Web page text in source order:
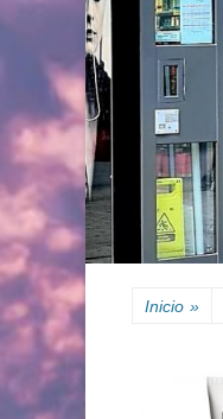
Inicio »